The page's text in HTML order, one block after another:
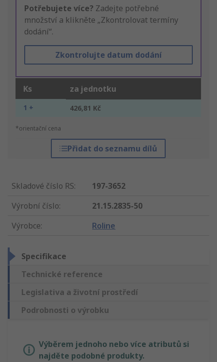
Potřebujete více? Zadejte potřebné
množství a klikněte „Zkontrolovat termíny
dodání“.
Zkontrolujte datum dodání
Ks za jednotku
1 + 426,81 Kč
*orientační cena
Přidat do seznamu dílů
Skladové číslo RS:
197-3652
Výrobní číslo:
21.15.2835-50
Výrobce: Roline
Specifikace
Technické reference
Legislativa a životní prostředí
Podrobnosti o výrobku
Výběrem jednoho nebo více atributů si
najděte podobné produkty.